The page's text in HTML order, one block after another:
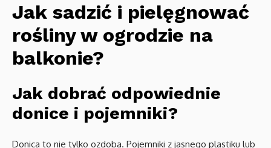
Jak sadzić i pielęgnować
rośliny w ogrodzie na
balkonie?
Jak dobrać odpowiednie
donice i pojemniki?
Donica to nie tylko ozdoba. Pojemniki z jasnego plastiku lub